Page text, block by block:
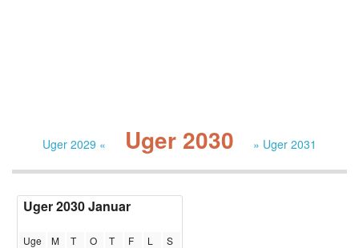
Uger 2029 « Uger 2030 » Uger 2031
Uger 2030 Januar
Uge M T O T F L
S